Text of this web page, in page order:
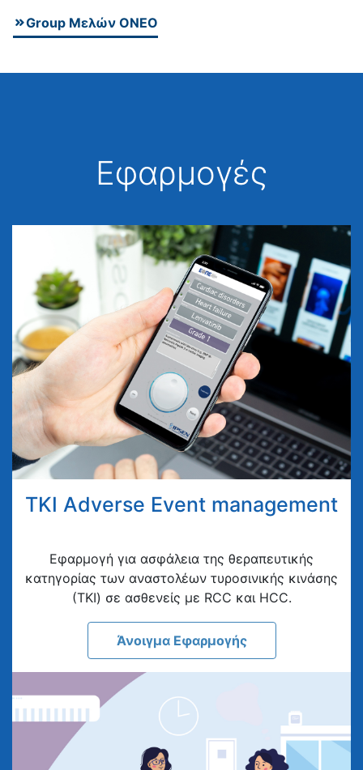
Group Μελών ΟΝΕΟ
Εφαρμογές
TKI Adverse Event management
Eφαρμογή για ασφάλεια της θεραπευτικής
κατηγορίας των αναστολέων τυροσινικής κινάσης
(ΤΚΙ) σε ασθενείς με RCC και HCC.
Άνοιγμα Εφαρμογής